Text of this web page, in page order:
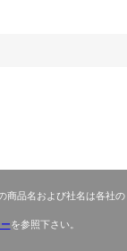
商品名および社名は各社の
を参照下さい。